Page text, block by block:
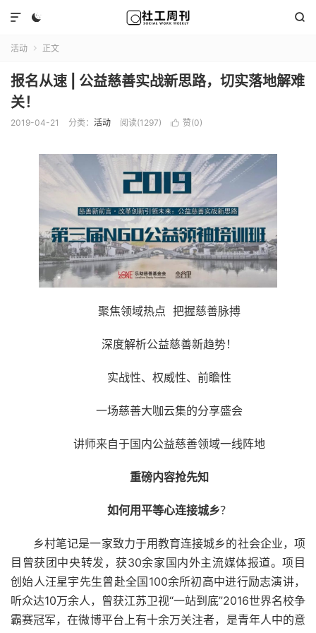
 

活动  正文
报名从速 | 公益慈善实战新思路，切实落地解难
关！
2019-04-21 分类： 活动 阅读(1297)  赞(0)
聚焦领域热点 把握慈善脉搏
深度解析公益慈善新趋势！
实战性、权威性、前瞻性
一场慈善大咖云集的分享盛会
讲师来自于国内公益慈善领域一线阵地
重磅内容抢先知
如何用平等心连接城乡？
乡村笔记是一家致力于用教育连接城乡的社会企业，项
目曾获团中央转发，获30余家国内外主流媒体报道。项目
创始人汪星宇先生曾赴全国100余所初高中进行励志演讲，
听众达10万余人，曾获江苏卫视“一站到底”2016世界名校争
霸赛冠军，在微博平台上有十余万关注者，是青年人中的意